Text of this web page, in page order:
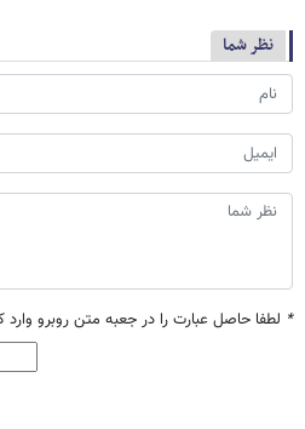
نظر شما
* لطفا حاصل عبارت را در جعبه متن روبرو وارد